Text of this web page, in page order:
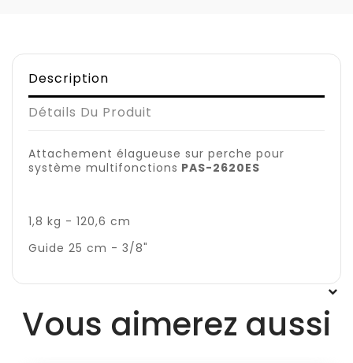
Description
Détails Du Produit
Attachement élagueuse sur perche pour
système multifonctions PAS-2620ES
1,8 kg - 120,6 cm
Guide 25 cm - 3/8"
Vous aimerez aussi